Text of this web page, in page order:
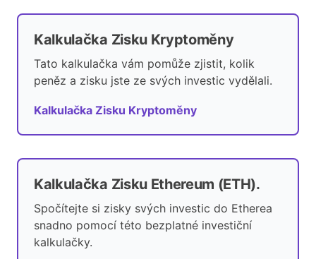
Kalkulačka Zisku Kryptoměny
Tato kalkulačka vám pomůže zjistit, kolik
peněz a zisku jste ze svých investic vydělali.
Kalkulačka Zisku Kryptoměny
Kalkulačka Zisku Ethereum (ETH).
Spočítejte si zisky svých investic do Etherea
snadno pomocí této bezplatné investiční
kalkulačky.